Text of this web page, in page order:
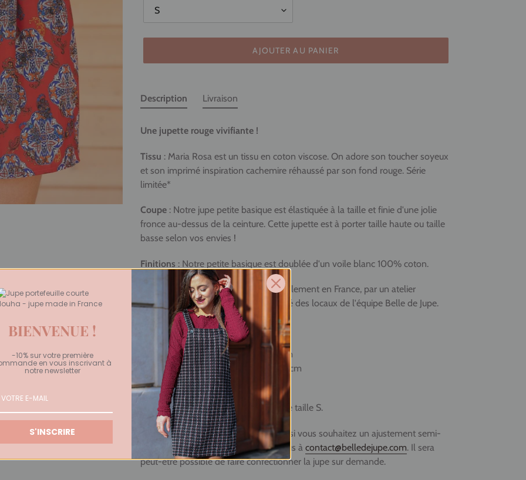
AJOUTER AU PANIER
d'un
produit
votre
panier
Description
Une jupette rouge vivifiante !
Tissu : Maria Rosa est un tissu en coton viscose. On adore son toucher soyeux
et son imprimé inspiration cachemire réhaussé par son fond rouge. Série
limitée*
Coupe : Notre jupe petite basique est élastiquée à la taille et finie d'une jolie
fronce au-dessus de la ceinture. Cette jupette est à porter taille haute ou taille
basse selon vos envies !
Finitions : Notre petite basique est doublée d'un voile blanc 100% coton.
Confection locale:Fabriquée artisanalement en France, par un atelier
d'insertion grenoblois situé à proximité des locaux de l'équipe Belle de Jupe.
Quelle taille choisir ?
S : tour de taille 34/36, longueur 40cm
M : tour de taille 38/40, longueur 42,5cm
L : tour de taille 42/44, longueur 45cm
La modèle mesure 173cm et porte une taille S.
Si votre taille n'est plus disponible ou si vous souhaitez un ajustement semi-
mesure ou sur-mesure, contactez-nous à contact@belledejupe.com. Il sera
peut-être possible de faire confectionner la jupe sur demande.
Livraison
BIENVENUE !
-10% sur votre première
en vous inscrivant à
notre newsletter
S'INSCRIRE